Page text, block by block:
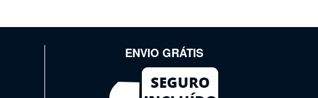
ENVIO GRÁTIS